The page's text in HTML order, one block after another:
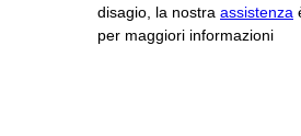
disagio, la nostra assistenza
per maggiori informazioni